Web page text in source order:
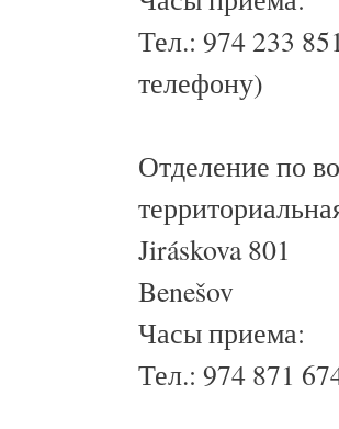
Тел.: 974 233
телефону)
Отделение по
Jiráskova 801
Benešov
Часы приема:
Тел.: 974 871